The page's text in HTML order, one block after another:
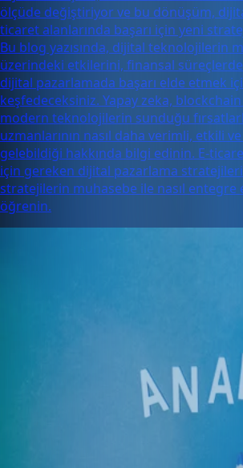
ölçüde değiştiriyor ve bu dönüşüm,
ticaret alanlarında başarı için yeni
Bu blog yazısında, dijital teknolojilerin
üzerindeki etkilerini, finansal
dijital pazarlamada başarı elde etmek
keşfedeceksiniz. Yapay zeka,
modern teknolojilerin sunduğu
uzmanlarının nasıl daha verimli, etkili
gelebildiği hakkında bilgi edinin. E-
için gereken dijital pazarlama
stratejilerin muhasebe ile nasıl entegre
öğrenin.